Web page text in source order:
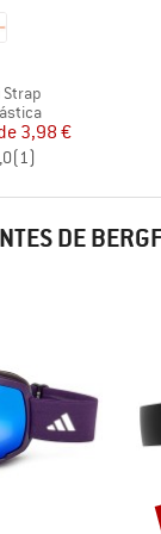
Strap
reducido
3,98 €
(1)
DE